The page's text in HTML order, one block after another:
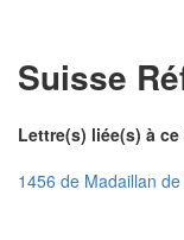
Suisse
Lettre(s) liée(s) à ce
1456 de Madaillan